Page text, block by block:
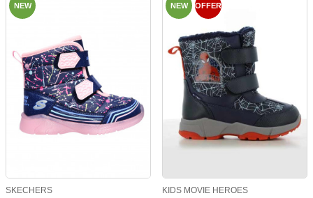
NEW
SKECHERS
NEW OFFER
KIDS MOVIE HEROES